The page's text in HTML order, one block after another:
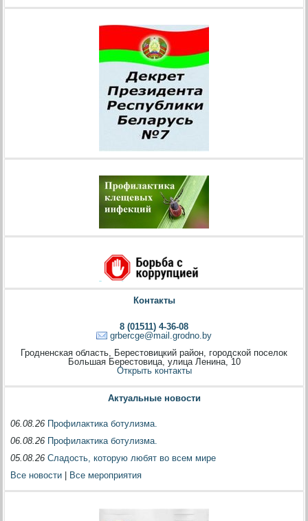
Контакты
8 (01511) 4-36-08
grbercge@mail.grodno.by
Гродненская область, Берестовицкий район, городской поселок
Большая Берестовица, улица Ленина, 10
Открыть контакты
Актуальные новости
06.08.26 Профилактика ботулизма.
06.08.26 Профилактика ботулизма.
05.08.26Сладость, которую любят во всем мире
Все новости
Все мероприятия